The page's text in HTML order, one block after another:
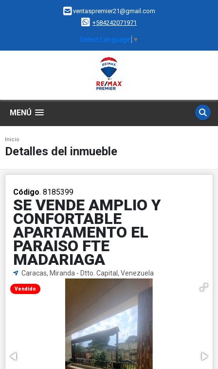
ventaspremier21@gmail.com
+584242071971
Select Language ▼
MENÚ
Inicio
Detalles del inmueble
Código. 8185399
SE VENDE AMPLIO Y
CONFORTABLE
APARTAMENTO EL
PARAISO FTE
MADARIAGA
Caracas, Miranda - Dtto. Capital, Venezuela
Vendido